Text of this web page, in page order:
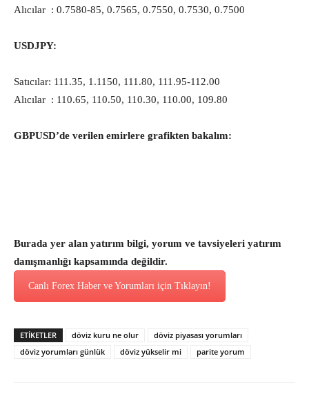
Alıcılar : 0.7580-85, 0.7565, 0.7550, 0.7530, 0.7500
USDJPY:
Satıcılar: 111.35, 1.1150, 111.80, 111.95-112.00
Alıcılar : 110.65, 110.50, 110.30, 110.00, 109.80
GBPUSD’de verilen emirlere grafikten bakalım:
Burada yer alan yatırım bilgi, yorum ve tavsiyeleri yatırım
danışmanlığı kapsamında değildir.
Canlı Forex Haber ve Yorumları için Tıklayın!
ETİKETLER döviz kuru ne olur
döviz piyasası yorumları
döviz yorumları günlük
döviz yükselir mi parite yorum